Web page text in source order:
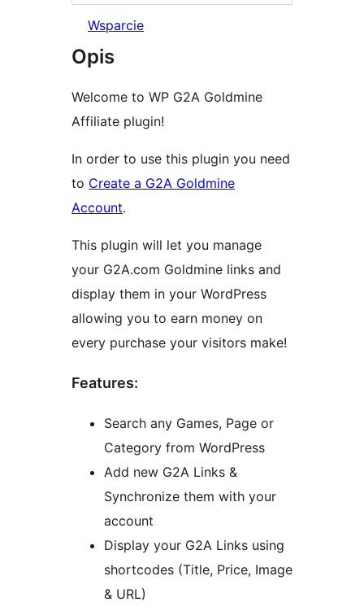
Wsparcie
Opis
Welcome to WP G2A Goldmine
Affiliate plugin!
In order to use this plugin you need
to Create a G2A Goldmine
Account.
This plugin will let you manage
your G2A.com Goldmine links and
display them in your WordPress
allowing you to earn money on
every purchase your visitors make!
Features:
Search any Games, Page or
Category from WordPress
Add new G2A Links &
Synchronize them with your
account
Display your G2A Links using
shortcodes (Title, Price, Image
& URL)